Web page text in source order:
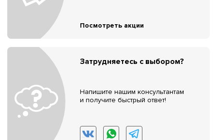
Посмотреть акции
Затрудняетесь с выбором?
Напишите нашим консультантам
и получите быстрый ответ!